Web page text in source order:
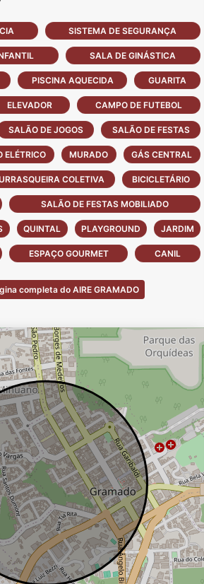
SISTEMA DE SEGURANÇA
SALA DE GINÁSTICA
PISCINA AQUECIDA GUARITA
ELEVADOR CAMPO DE FUTEBOL
SALÃO DE JOGOS SALÃO DE FESTAS
ELÉTRICO MURADO GÁS CENTRAL
COLETIVA BICICLETÁRIO
SALÃO DE FESTAS MOBILIADO
QUINTAL PLAYGROUND JARDIM
ESPAÇO GOURMET CANIL
completa do AIRE GRAMADO